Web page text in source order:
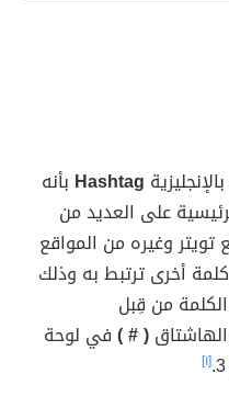
Hashtag بأنه
على العديد من
تويتر وغيره من المواقع
أخرى ترتبط به وذلك
من قِبل
( # )في لوحة
[١]